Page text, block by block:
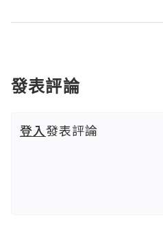
發表評論
登入發表評論